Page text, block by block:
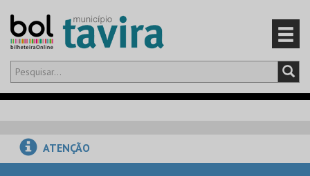
Olá,iniciar sessão
EVENTOS
ATENÇÃO